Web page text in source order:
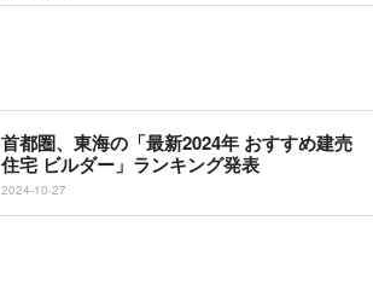
首都圏、東海の「最新2024年 おすすめ建売
住宅 ビルダー」ランキング発表
2024-10-27